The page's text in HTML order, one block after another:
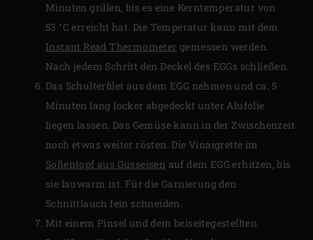
Minuten grillen, bis es eine Kerntemperatur von
53 °C erreicht hat. Die Temperatur kann mit dem
Instant Read Thermometer gemessen werden.
Nach jedem Schritt den Deckel des EGGs schließen.
Das Schulterfilet aus dem EGG nehmen und ca. 5
Minuten lang locker abgedeckt unter Alufolie
liegen lassen. Das Gemüse kann in der Zwischenzeit
noch etwas weiter rösten. Die Vinaigrette im
Soßentopf aus Gusseisen auf dem EGG erhitzen, bis
sie lauwarm ist. Für die Garnierung den
Schnittlauch fein schneiden.
Mit einem Pinsel und dem beiseitegestellten